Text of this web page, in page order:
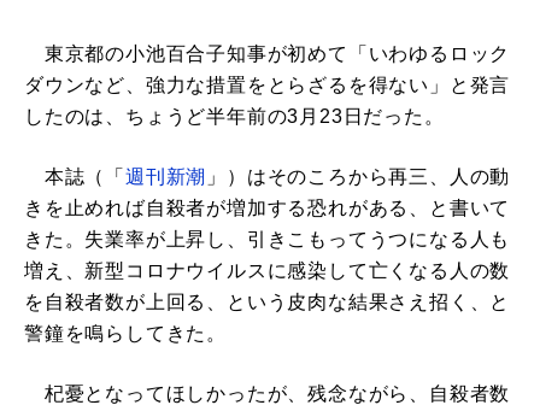
東京都の小池百合子知事が初めて「いわゆるロック
ダウンなど、強力な措置をとらざるを得ない」と発言
したのは、ちょうど半年前の3月23日だった。
本誌（「 週刊新潮 」）はそのころから再三、人の動
きを止めれば自殺者が増加する恐れがある、と書いて
きた。失業率が上昇し、引きこもってうつになる人も
増え、新型コロナウイルスに感染して亡くなる人の数
を自殺者数が上回る、という皮肉な結果さえ招く、と
警鐘を鳴らしてきた。
杞憂となってほしかったが、残念ながら、自殺者数